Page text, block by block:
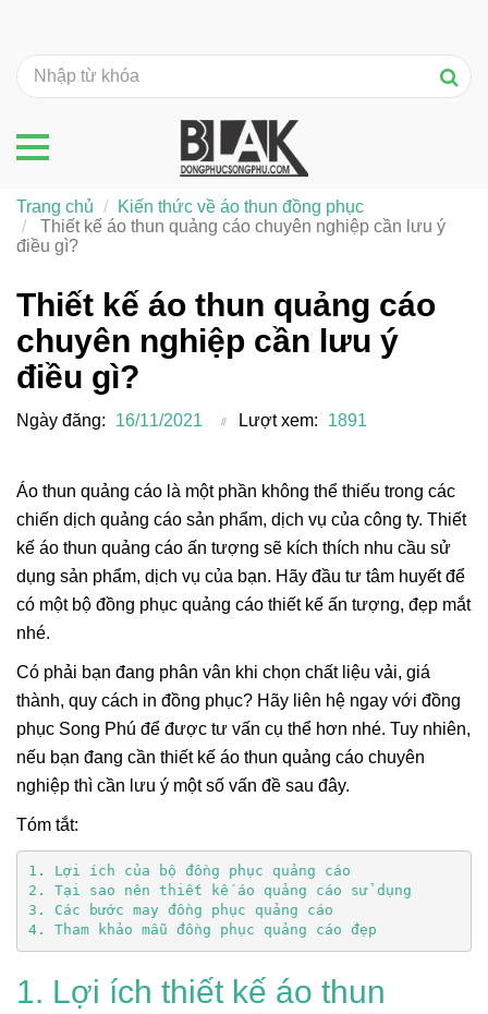
Thiết kế áo thun quảng cáo
chuyên nghiệp cần lưu ý
điều gì?
Ngày đăng: 16/11/2021 Lượt xem: 1891
Áo thun quảng cáo là một phần không thể thiếu trong các
chiến dịch quảng cáo sản phẩm, dịch vụ của công ty. Thiết
kế áo thun quảng cáo ấn tượng sẽ kích thích nhu cầu sử
dụng sản phẩm, dịch vụ của bạn. Hãy đầu tư tâm huyết để
có một bộ đồng phục quảng cáo thiết kế ấn tượng, đẹp mắt
nhé.
Có phải bạn đang phân vân khi chọn chất liệu vải, giá
thành, quy cách in đồng phục? Hãy liên hệ ngay với đồng
phục Song Phú để được tư vấn cụ thể hơn nhé. Tuy nhiên,
nếu bạn đang cần thiết kế áo thun quảng cáo chuyên
nghiệp thì cần lưu ý một số vấn đề sau đây.
Tóm tắt:
4. Tham khảo mẫu đồng phục quảng cáo đẹp
1. Lợi ích thiết kế áo thun
Trang chủ
Kiến thức về áo thun đồng phục
Thiết kế áo thun quảng cáo chuyên nghiệp cần lưu ý
điều gì?